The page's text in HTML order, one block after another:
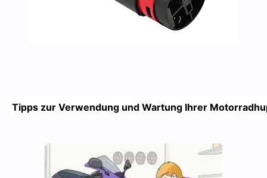
Tipps zur Verwendung und Wartung Ihrer